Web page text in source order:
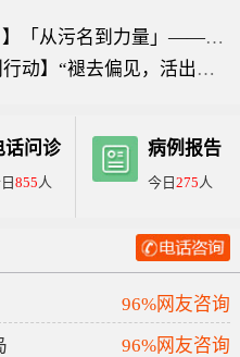
」——泉州中科：科学认知白斑，消除偏见与歧视
出力量”——泉州中科邀您并肩同行，科学管理白斑
话问诊
855人
病例报告
今日275人
96%网友咨询
96%网友咨询